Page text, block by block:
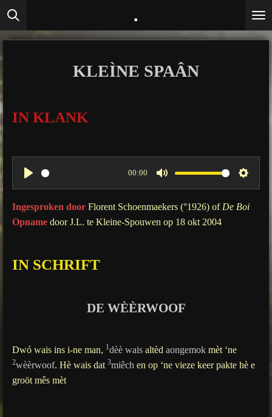
Ga
direct
naar
.
KLEÌNE SPAÂN
IN KLANK
P
l
a
00:00
M
u
t
S
e
Ingesproken door Florent Schoenmaekers (°1926) of De Boi
Opname door J.L. te Kleine-Spouwen op 18 okt 2004
IN SCHRIFT
DE WÈÈRWOOF
Dwó wais ins i-ne man, 1dèè wais altèd aongemok mèt ‘ne
2wèèrwoof. Hè wais dat 3miêch en op ‘ne vieze keer pakte hè e
groöt mês mèt